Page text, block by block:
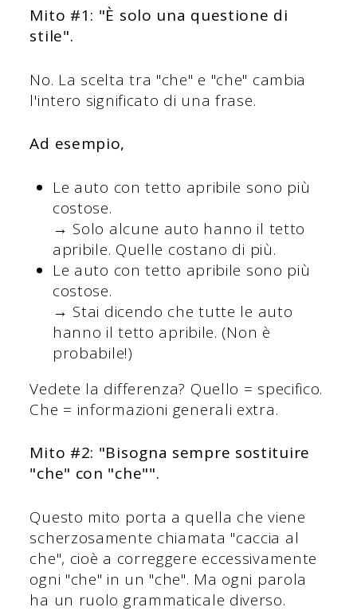
Mito #1: "È solo una questione di
stile".
No. La scelta tra "che" e "che" cambia
l'intero significato di una frase.
Ad esempio,
Le auto con tetto apribile sono più
costose.
→ Solo alcune auto hanno il tetto
apribile. Quelle costano di più.
Le auto con tetto apribile sono più
costose.
→ Stai dicendo che tutte le auto
hanno il tetto apribile. (Non è
probabile!)
Vedete la differenza? Quello = specifico.
Che = informazioni generali extra.
Mito #2: "Bisogna sempre sostituire
"che" con "che"".
Questo mito porta a quella che viene
scherzosamente chiamata "caccia al
che", cioè a correggere eccessivamente
ogni "che" in un "che". Ma ogni parola
ha un ruolo grammaticale diverso.